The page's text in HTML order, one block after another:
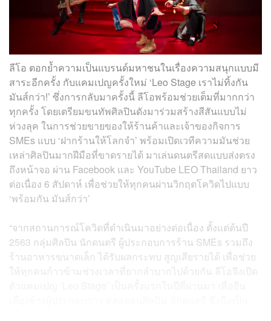
ลีโอ ตอกย้ำความเป็นแบรนด์มหาชนในเรื่องความสนุกแบบมี
สาระอีกครั้ง กับแคมเปญครั้งใหม่ ‘Leo Stage เราไม่ทิ้งกัน
มันส์กว่า!’ ซึ่งการกลับมาครั้งนี้ ลีโอพร้อมช่วยเต็มที่มากกว่า
ทุกครั้ง โดยเตรียมขนทัพศิลปินดังมาร่วมสร้างสีสันแบบไม่
ห่วงลุค ในการช่วยขายของให้ร้านค้าและเจ้าของกิจการ
SMEs แบบ ‘ฝากร้านให้โลกจำ’ พร้อมเปิดเวทีความมันช่วย
เหล่าศิลปินมากฝีมือที่ขาดรายได้ มาเล่นดนตรีสดแบบส่งตรง
ถึงหน้าจอ ผ่าน Facebook และ YouTube LEO Thailand ยาว
ต่อเนื่อง 6 สัปดาห์ เพื่อช่วยให้ทุกคนผ่านวิกฤตโควิดไปแบบ
‘พร้อมกัน มันส์กว่า’
“จากสถานการณ์โควิดที่ดำเนินมาอย่างต่อเนื่อง ตั้งแต่ต้นปี
2563 กลุ่มศิลปิน นักดนตรี ผู้ประกอบการร้าน SMEs รวมถึง
ร้านอาหารขนาดเล็ก ได้รับผลกระทบ สูญเสียรายได้ เพื่อช่วย
ให้ทุกคนก้าวข้ามช่วงเวลาที่ยากลำบากไปด้วยกัน ลีโอจึงเปิด